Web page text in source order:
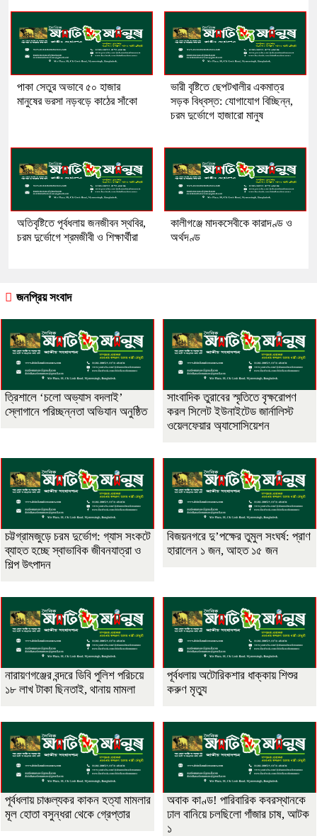
পাকা সেতুর অভাবে ৫০ হাজার
মানুষের ভরসা নড়বড়ে কাঠের সাঁকো
ভারী বৃষ্টিতে ছেপটখালীর একমাত্র
সড়ক বিধ্বস্ত: যোগাযোগ বিচ্ছিন্ন,
চরম দুর্ভোগে হাজারো মানুষ
অতিবৃষ্টিতে পূর্বধলায় জনজীবন স্থবির,
চরম দুর্ভোগে শ্রমজীবী ও শিক্ষার্থীরা
কালীগঞ্জে মাদকসেবীকে কারাদণ্ড ও
অর্থদণ্ড
জনপ্রিয় সংবাদ
‎ত্রিশালে ‘চলো অভ্যাস বদলাই’
স্লোগানে পরিচ্ছন্নতা অভিযান অনুষ্ঠিত
সাংবাদিক তুরাবের স্মৃতিতে বৃক্ষরোপণ
করল সিলেট ইউনাইটেড জার্নালিস্ট
ওয়েলফেয়ার অ্যাসোসিয়েশন
চট্টগ্রামজুড়ে চরম দুর্ভোগ: গ্যাস সংকটে
ব্যাহত হচ্ছে স্বাভাবিক জীবনযাত্রা ও
শিল্প উৎপাদন
বিজয়নগরে দু’পক্ষের তুমুল সংঘর্ষ: প্রাণ
হারালেন ১ জন, আহত ১৫ জন
নারায়ণগঞ্জের বন্দরে ডিবি পুলিশ পরিচয়ে
১৮ লাখ টাকা ছিনতাই, থানায় মামলা
পূর্বধলায় অটোরিকশার ধাক্কায় শিশুর
করুণ মৃত্যু
পূর্বধলায় চাঞ্চল্যকর কাকন হত্যা মামলার
মূল হোতা বসুন্ধরা থেকে গ্রেপ্তার
অবাক কাণ্ড! পারিবারিক কবরস্থানকে
ঢাল বানিয়ে চলছিলো গাঁজার চাষ, আটক
১